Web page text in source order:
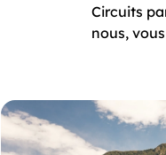
Circuits
nous,